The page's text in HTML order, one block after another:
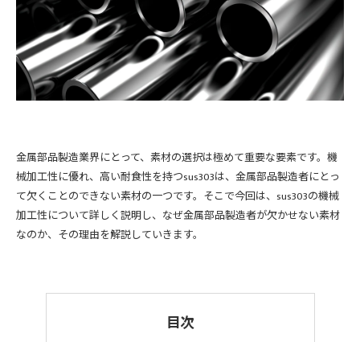
金属部品製造業界にとって、素材の選択は極めて重要な要素です。機
械加工性に優れ、高い耐食性を持つsus303は、金属部品製造者にとっ
て欠くことのできない素材の一つです。そこで今回は、sus303の機械
加工性について詳しく説明し、なぜ金属部品製造者が欠かせない素材
なのか、その理由を解説していきます。
目次